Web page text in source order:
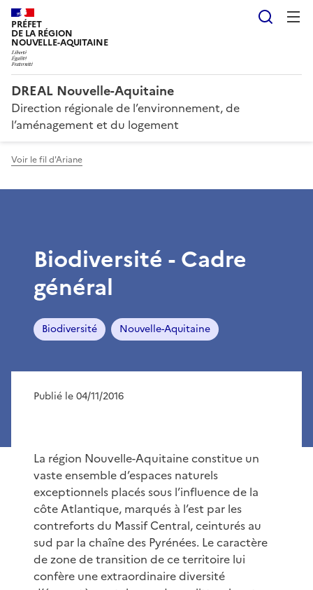
PRÉFET
DE LA RÉGION
NOUVELLE-AQUITAINE
DREAL Nouvelle-Aquitaine
Direction régionale de l’environnement, de
l’aménagement et du logement
Voir le fil d'Ariane
Biodiversité - Cadre
général
Biodiversité Nouvelle-Aquitaine
Publié le 04/11/2016
La région Nouvelle-Aquitaine constitue un
vaste ensemble d’espaces naturels
exceptionnels placés sous l’influence de la
côte Atlantique, marqués à l’est par les
contreforts du Massif Central, ceinturés au
sud par la chaîne des Pyrénées. Le caractère
de zone de transition de ce territoire lui
confère une extraordinaire diversité